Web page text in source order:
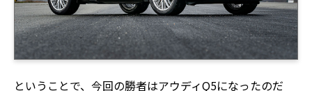
ということで、今回の勝者はアウディQ5になったのだ